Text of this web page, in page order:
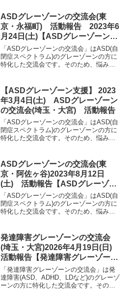
っては数少ない支援の場としても期待さ
れる会となっています。
ASDグレーゾーンの交流会(東
京・永福町) 活動報告 2023年6
月24日(土)【ASDグレーゾーン支
援】
「ASDグレーゾーンの交流会」はASD(自
閉症スペクトラム)のグレーゾーンの方に
特化した交流会です。そのため、悩み事
っては数少ない支援の場としても期待さ
れる会となっています。
【ASDグレーゾーン支援】 2023
年3月4日(土) ASDグレーゾーン
の交流会(埼玉・大宮) 活動報告
「ASDグレーゾーンの交流会」はASD(自
閉症スペクトラム)のグレーゾーンの方に
特化した交流会です。そのため、悩み事
っては数少ない支援の場としても期待さ
れる会となっています。
ASDグレーゾーンの交流会(東
京・阿佐ヶ谷)2023年8月12日
(土) 活動報告【ASDグレーゾー
ン支援】
「ASDグレーゾーンの交流会」はASD(自
閉症スペクトラム)のグレーゾーンの方に
特化した交流会です。そのため、悩み事
っては数少ない支援の場としても期待さ
れる会となっています。
発達障害グレーゾーンの交流会
(埼玉・大宮)2026年4月19日(日)
活動報告【発達障害グレーゾーン
支援】
「発達障害グレーゾーンの交流会」は発
達障害(ASD、ADHD、LDなど)のグレーゾ
ーンの方に特化した交流会です。そのた